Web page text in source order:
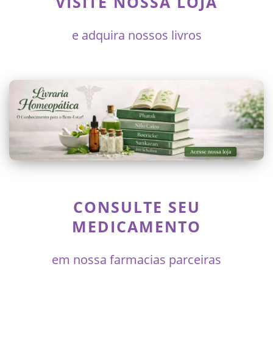
e adquira nossos livros
CONSULTE SEU
MEDICAMENTO
em nossa farmacias parceiras